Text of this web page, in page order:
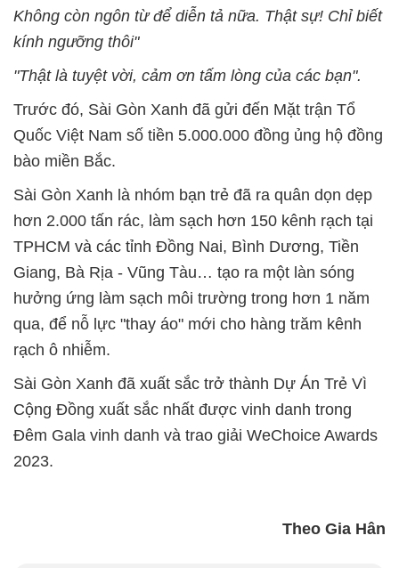
Không còn ngôn từ để diễn tả nữa. Thật sự! Chỉ biết
kính ngưỡng thôi"
"Thật là tuyệt vời, cảm ơn tấm lòng của các bạn".
Trước đó, Sài Gòn Xanh đã gửi đến Mặt trận Tổ
Quốc Việt Nam số tiền 5.000.000 đồng ủng hộ đồng
bào miền Bắc.
Sài Gòn Xanh là nhóm bạn trẻ đã ra quân dọn dẹp
hơn 2.000 tấn rác, làm sạch hơn 150 kênh rạch tại
TPHCM và các tỉnh Đồng Nai, Bình Dương, Tiền
Giang, Bà Rịa - Vũng Tàu… tạo ra một làn sóng
hưởng ứng làm sạch môi trường trong hơn 1 năm
qua, để nỗ lực "thay áo" mới cho hàng trăm kênh
rạch ô nhiễm.
Sài Gòn Xanh đã xuất sắc trở thành Dự Án Trẻ Vì
Cộng Đồng xuất sắc nhất được vinh danh trong
Đêm Gala vinh danh và trao giải WeChoice Awards
2023.
Theo Gia Hân